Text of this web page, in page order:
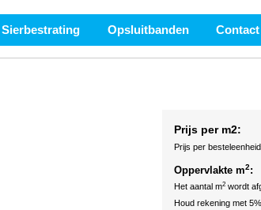
Sierbestrating Opsluitbanden Contact
Prijs per m2:
Prijs per besteleenheid
Oppervlakte m2:
Het aantal m2 wordt
Houd rekening met